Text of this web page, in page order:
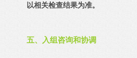
以相关检查结果为准。
五、入组咨询和协调